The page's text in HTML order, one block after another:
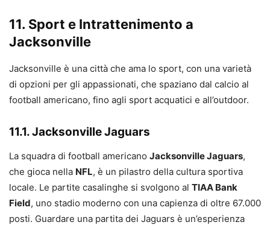
11. Sport e Intrattenimento a
Jacksonville
Jacksonville è una città che ama lo sport, con una varietà
di opzioni per gli appassionati, che spaziano dal calcio al
football americano, fino agli sport acquatici e all’outdoor.
11.1. Jacksonville Jaguars
La squadra di football americano Jacksonville Jaguars,
che gioca nella NFL, è un pilastro della cultura sportiva
locale. Le partite casalinghe si svolgono al TIAA Bank
Field, uno stadio moderno con una capienza di oltre 67.000
posti. Guardare una partita dei Jaguars è un’esperienza